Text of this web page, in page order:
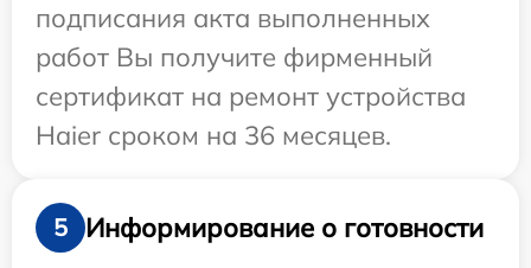
подписания акта выполненных
работ Вы получите фирменный
сертификат на ремонт устройства
Haier сроком на 36 месяцев.
5
Информирование о готовности